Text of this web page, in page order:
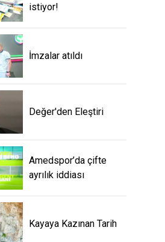
istiyor!
İmzalar atıldı
Değer'den Eleştiri
Amedspor’da çifte
ayrılık iddiası
Kayaya Kazınan Tarih